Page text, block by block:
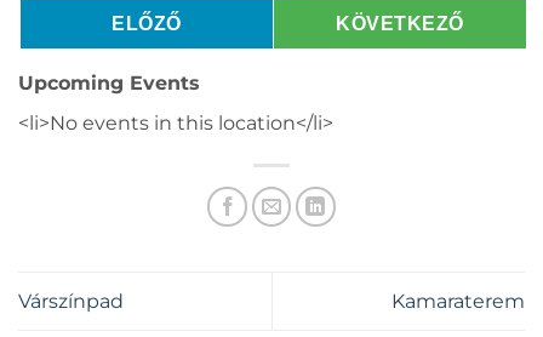
ELŐZŐ KÖVETKEZŐ
Upcoming Events
<li>No events in this location</li>
Várszínpad Kamaraterem